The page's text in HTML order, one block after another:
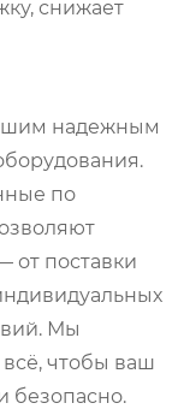
снижает
надежным
по
от поставки
Мы
чтобы ваш
безопасно.